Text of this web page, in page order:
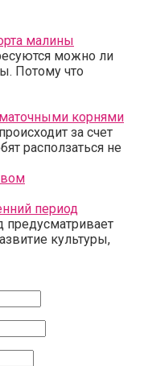
малины
можно ли
Потому что
корнями
за счет
расползаться не
период
культуры,